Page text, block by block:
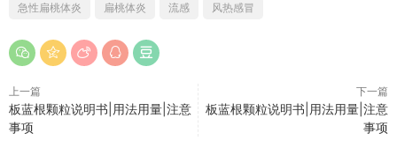
急性扁桃体炎 扁桃体炎 流感 风热感冒
上一篇
板蓝根颗粒说明书|用法用量|注意
事项
下一篇
板蓝根颗粒说明书|用法用量|注意
事项